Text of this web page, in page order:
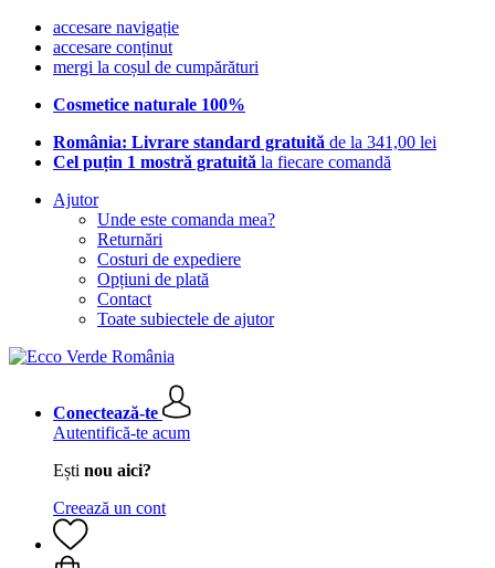
accesare navigație
accesare conținut
mergi la coșul de cumpărături
Cosmetice naturale 100%
România: Livrare standard gratuită de la 341,00 lei
Cel puțin 1 mostră gratuită la fiecare comandă
Ajutor
Unde este comanda mea?
Returnări
Costuri de expediere
Opțiuni de plată
Contact
Toate subiectele de ajutor
Conectează-te
Autentifică-te acum
Ești nou aici?
Creează un cont